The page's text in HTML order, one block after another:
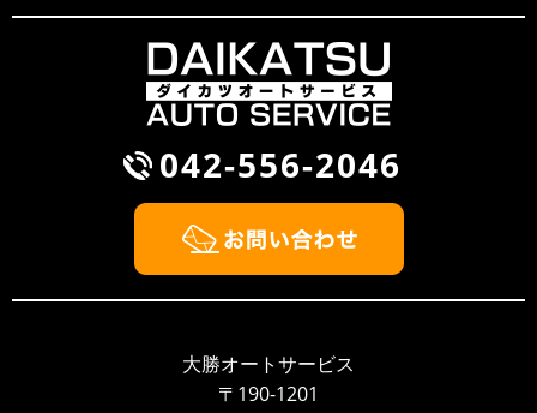
雨が降るとタイヤ屋が儲かる？！
風が吹くと桶屋が儲かるということわざがありますが、
このところ雨が続いて，そのせいかわかりませんが、パ
ンクして走れないから何とかして...
2018/09/30 NEWS
BMW Z3 車検整備
ざいます。このたびウェブサイトを新しく開設いたしま
した。より多くのお客様に大勝オ...
042-556-2046
大勝オートサービス
〒190-1201